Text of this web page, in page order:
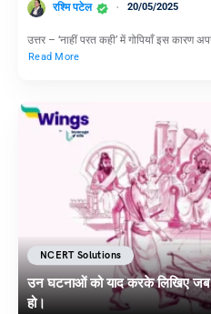
रश्मि पटेल 20/05/2025
उत्तर – ‘नाहीं परत कही’ में गोपियाँ इस कारण
Read More
NCERT Solutions
उन घटनाओं को याद करके लिखिए जब
हो।